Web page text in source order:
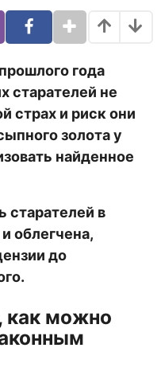
года
старателей не
страх и риск они
золота у
найденное
старателей в
облегчена,
до
как можно